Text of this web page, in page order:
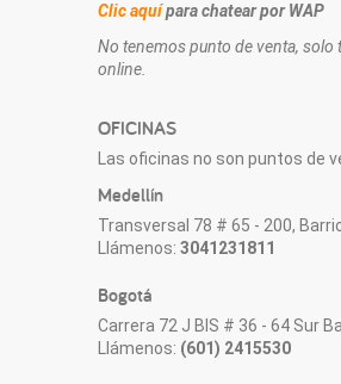
Clic aquípara chatear por WAP
No tenemos punto de venta, solo
online.
OFICINAS
Las oficinas no son puntos de
Medellín
Transversal 78 # 65 - 200, Barrio
Llámenos:3041231811
Bogotá
Carrera 72 J BIS # 36 - 64 Sur
Llámenos: (601) 2415530